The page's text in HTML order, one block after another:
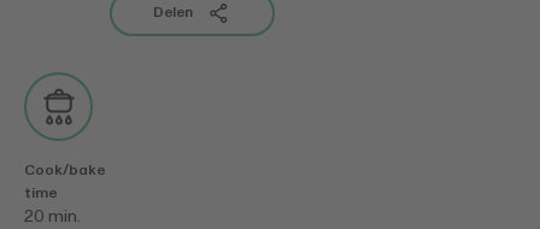
Delen
Cook/bake
time
20 min.